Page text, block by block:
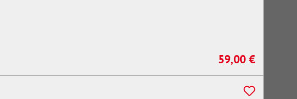
Regulärer Preis:
59,00 €